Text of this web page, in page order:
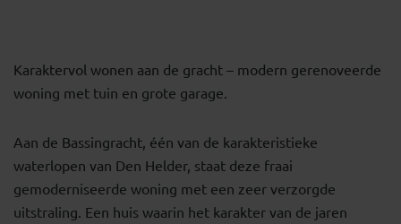
Karaktervol wonen aan de gracht – modern gerenoveerde
woning met tuin en grote garage.
Aan de Bassingracht, één van de karakteristieke
waterlopen van Den Helder, staat deze fraai
gemoderniseerde woning met een zeer verzorgde
uitstraling. Een huis waarin het karakter van de jaren